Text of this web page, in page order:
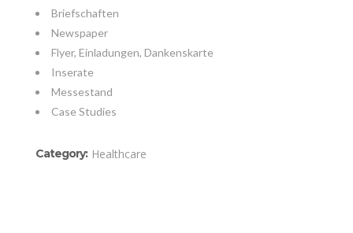
Briefschaften
Newspaper
Flyer, Einladungen, Dankenskarte
Inserate
Messestand
Case Studies
Category: Healthcare